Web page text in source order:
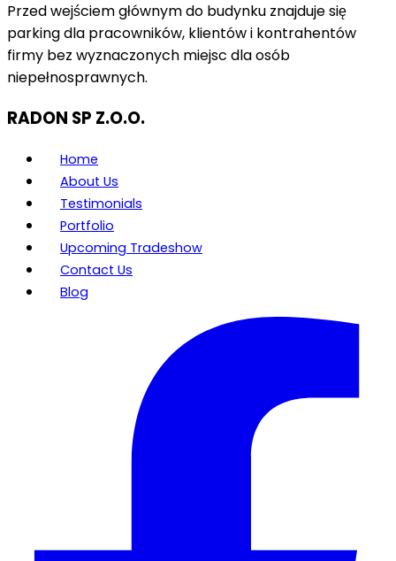
Przed wejściem głównym do budynku znajduje się
parking dla pracowników, klientów i kontrahentów
firmy bez wyznaczonych miejsc dla osób
niepełnosprawnych.
RADON SP Z.O.O.
Home
About Us
Testimonials
Portfolio
Upcoming Tradeshow
Contact Us
Blog